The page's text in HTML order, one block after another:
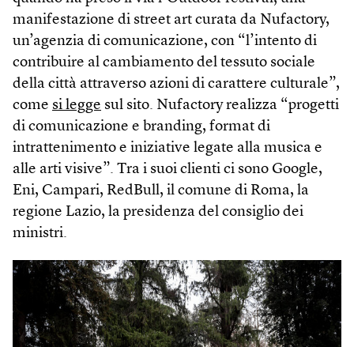
manifestazione di street art curata da Nufactory,
un’agenzia di comunicazione, con “l’intento di
contribuire al cambiamento del tessuto sociale
della città attraverso azioni di carattere culturale”,
come si legge sul sito. Nufactory realizza “progetti
di comunicazione e branding, format di
intrattenimento e iniziative legate alla musica e
alle arti visive”. Tra i suoi clienti ci sono Google,
Eni, Campari, RedBull, il comune di Roma, la
regione Lazio, la presidenza del consiglio dei
ministri.